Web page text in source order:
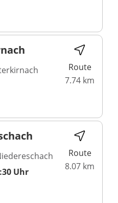
Route
7.74 km
Uhr
Route
8.07 km